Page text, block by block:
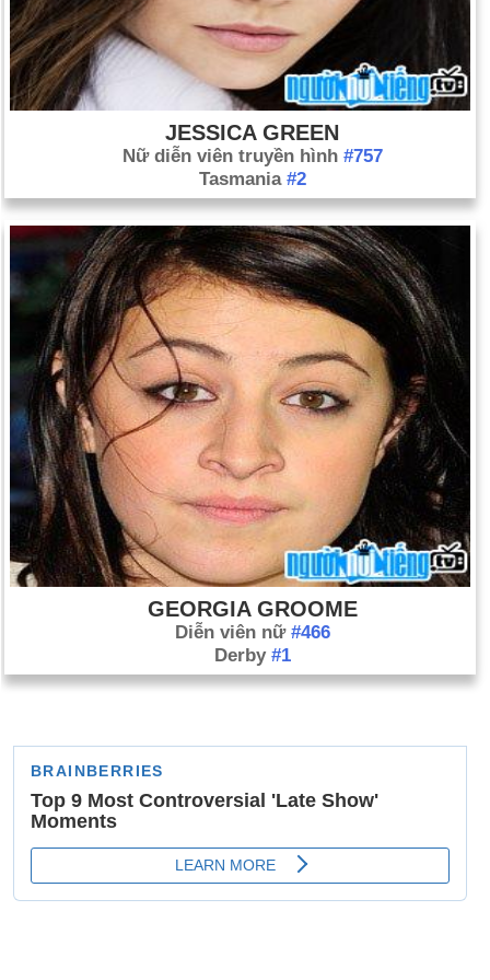
JESSICA GREEN
Nữ diễn viên truyền hình #757
Tasmania #2
GEORGIA GROOME
Diễn viên nữ #466
Derby #1